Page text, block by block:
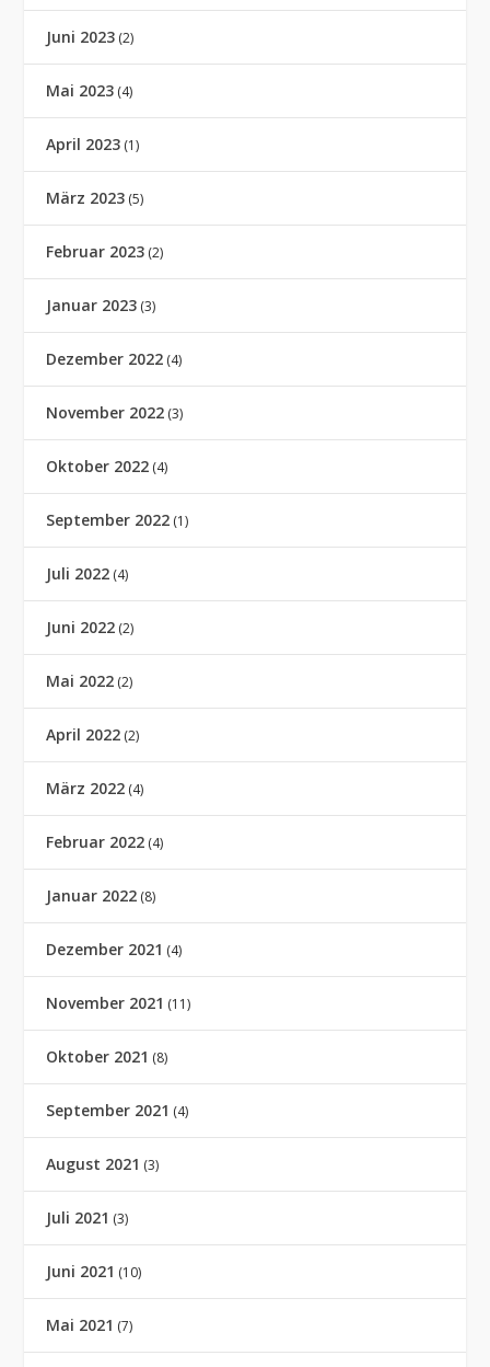
Juni 2023 (2)
Mai 2023 (4)
April 2023 (1)
März 2023 (5)
Februar 2023 (2)
Januar 2023 (3)
Dezember 2022 (4)
November 2022 (3)
Oktober 2022 (4)
September 2022 (1)
Juli 2022 (4)
Juni 2022 (2)
Mai 2022 (2)
April 2022 (2)
März 2022 (4)
Februar 2022 (4)
Januar 2022 (8)
Dezember 2021 (4)
November 2021 (11)
Oktober 2021 (8)
September 2021 (4)
August 2021 (3)
Juli 2021 (3)
Juni 2021 (10)
Mai 2021 (7)